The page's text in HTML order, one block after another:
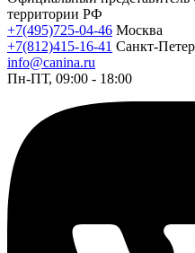
территории РФ
+7(495)725-04-46 Москва
+7(812)415-16-41 Санкт-
info@canina.ru
Пн-ПТ, 09:00 - 18:00